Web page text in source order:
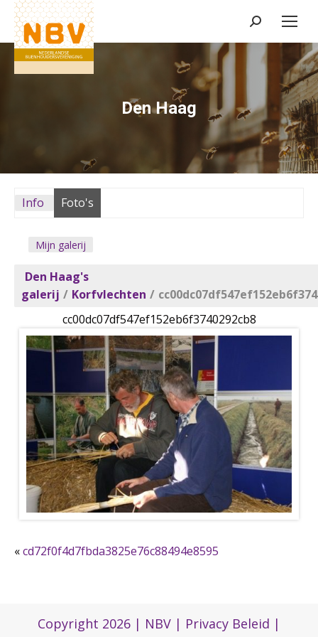
Zoeken:
Den Haag
Info Foto's
Mijn galerij
Den Haag's
galerij / Korfvlechten /
cc00dc07df547ef152eb6f3740292cb8
«cd72f0f4d7fbda3825e76c88494e8595
Copyright 2026 | NBV | Privacy Beleid |